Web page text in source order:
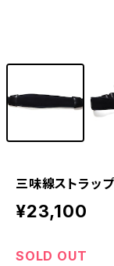
三味線ストラッ
¥23,100
SOLD OUT